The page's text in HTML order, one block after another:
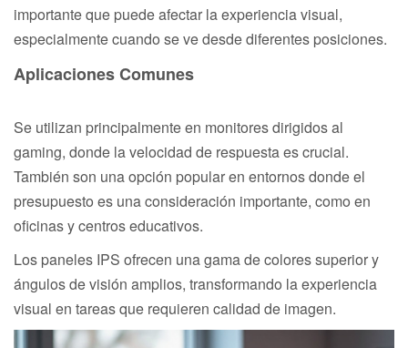
importante que puede afectar la experiencia visual,
especialmente cuando se ve desde diferentes posiciones.
Aplicaciones Comunes
Se utilizan principalmente en monitores dirigidos al
gaming, donde la velocidad de respuesta es crucial.
También son una opción popular en entornos donde el
presupuesto es una consideración importante, como en
oficinas y centros educativos.
Los paneles IPS ofrecen una gama de colores superior y
ángulos de visión amplios, transformando la experiencia
visual en tareas que requieren calidad de imagen.